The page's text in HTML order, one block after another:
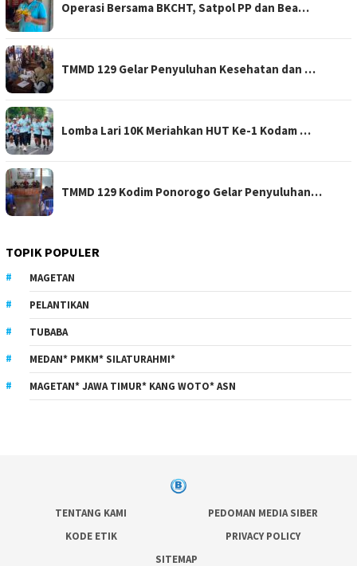
Operasi Bersama BKCHT, Satpol PP dan Bea…
TMMD 129 Gelar Penyuluhan Kesehatan dan …
Lomba Lari 10K Meriahkan HUT Ke-1 Kodam …
TMMD 129 Kodim Ponorogo Gelar Penyuluhan…
TOPIK POPULER
MAGETAN
PELANTIKAN
TUBABA
MEDAN* PMKM* SILATURAHMI*
MAGETAN* JAWA TIMUR* KANG WOTO* ASN
TENTANG KAMI
PEDOMAN MEDIA SIBER
KODE ETIK
PRIVACY POLICY
SITEMAP